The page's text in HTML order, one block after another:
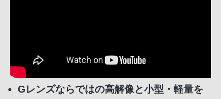
Gレンズならではの高解像と小型・軽量を